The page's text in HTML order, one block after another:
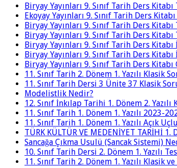
Biryay Yayınları 9. Sınıf Tarih Ders
Ekoyay Yayınları 9. Sınıf Tarih Ders
Biryay Yayınları 9. Sınıf Tarih Ders
Biryay Yayınları 9. Sınıf Tarih Ders
Biryay Yayınları 9. Sınıf Tarih Ders
Biryay Yayınları 9. Sınıf Tarih Ders
Biryay Yayınları 9. Sınıf Tarih Ders Kitabı
11. Sınıf Tarih 2. Dönem 1. Yazılı Klasik
11. Sınıf Tarih Dersi 3 Ünite 37 Klasik
Modelistlik Nedir?
12. Sınıf İnkılap Tarihi 1. Dönem 2. Yazılı
11. Sınıf Tarih 1. Dönem 1. Yazılı 2023-
11. Sınıf Tarih 1. Dönem 1. Yazılı Açık
TÜRK KÜLTÜR VE MEDENİYET TARİHİ 1.
Sancağa Çıkma Usulü (Sancak Sistemi)
10. Sınıf Tarih Dersi 2. Dönem 1. Yazılı
11. Sınıf Tarih 2. Dönem 1. Yazılı Klasik